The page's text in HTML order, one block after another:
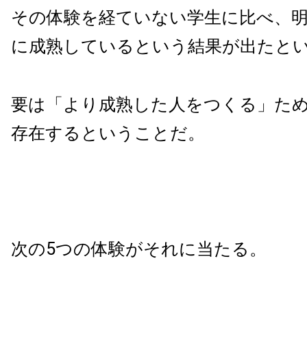
その体験を経ていない学生に比べ、
に成熟しているという結果が出たと
要は「より成熟した人をつくる」た
存在するということだ。
次の5つの体験がそれに当たる。